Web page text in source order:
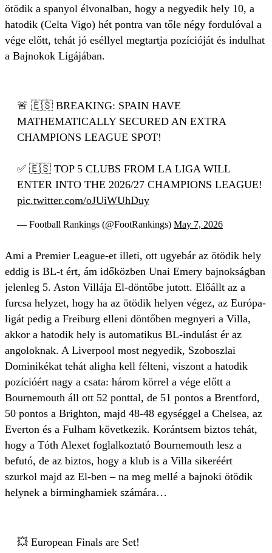
ötödik a spanyol élvonalban, hogy a negyedik hely 10, a
hatodik (Celta Vigo) hét pontra van tőle négy fordulóval a
vége előtt, tehát jó eséllyel megtartja pozícióját és indulhat
a Bajnokok Ligájában.
🚨 🇪🇸 BREAKING: SPAIN HAVE
MATHEMATICALLY SECURED AN EXTRA
CHAMPIONS LEAGUE SPOT!
✅ 🇪🇸 TOP 5 CLUBS FROM LA LIGA WILL
ENTER INTO THE 2026/27 CHAMPIONS LEAGUE!
pic.twitter.com/oJUiWUhDuy
— Football Rankings (@FootRankings) May 7, 2026
Ami a Premier League-et illeti, ott ugyebár az ötödik hely
eddig is BL-t ért, ám időközben Unai Emery bajnokságban
jelenleg 5. Aston Villája El-döntőbe jutott. Előállt az a
furcsa helyzet, hogy ha az ötödik helyen végez, az Európa-
ligát pedig a Freiburg elleni döntőben megnyeri a Villa,
akkor a hatodik hely is automatikus BL-indulást ér az
angoloknak. A Liverpool most negyedik, Szoboszlai
Dominikékat tehát aligha kell félteni, viszont a hatodik
pozícióért nagy a csata: három körrel a vége előtt a
Bournemouth áll ott 52 ponttal, de 51 pontos a Brentford,
50 pontos a Brighton, majd 48-48 egységgel a Chelsea, az
Everton és a Fulham következik. Korántsem biztos tehát,
hogy a Tóth Alexet foglalkoztató Bournemouth lesz a
befutó, de az biztos, hogy a klub is a Villa sikeréért
szurkol majd az El-ben – na meg mellé a bajnoki ötödik
helynek a birminghamiek számára…
💥 European Finals are Set!